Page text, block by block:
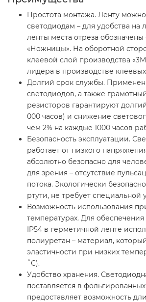
Простота монтажа. Ленту можно
светодиодам – для удобства на
ленты места отреза
«Ножницы». На оборотной
клеевой слой производства
лидера в производстве
Долгий срок службы.
светодиодов, а также
резисторов гарантируют
000 часов) и снижение
чем 2% на каждые 1000 часов
Безопасность эксплуатации.
работает от низкого
абсолютно безопасно для
для зрения – отсутствие
потока. Экологически
ртути, не требует специальной
Возможность использования
температурах. Для
IP54 в герметичной ленте
полиуретан – материал,
эластичности при низких
˚С).
Удобство хранения.
поставляется в фольгированных
предоставляет возможность